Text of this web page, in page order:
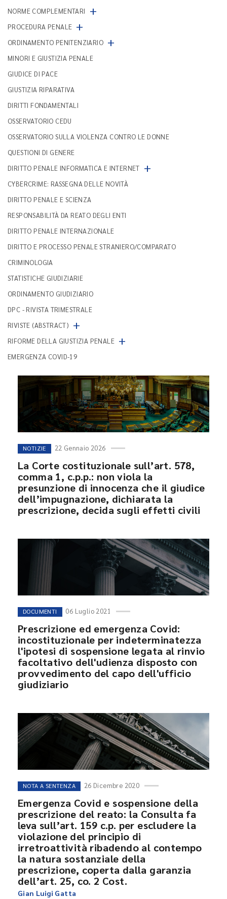
NORME COMPLEMENTARI
+
PROCEDURA PENALE +
ORDINAMENTO PENITENZIARIO +
MINORI E GIUSTIZIA PENALE
GIUDICE DI PACE
GIUSTIZIA RIPARATIVA
DIRITTI FONDAMENTALI
OSSERVATORIO CEDU
OSSERVATORIO SULLA VIOLENZA CONTRO LE DONNE
QUESTIONI DI GENERE
DIRITTO PENALE INFORMATICA E INTERNET +
CYBERCRIME: RASSEGNA DELLE NOVITÀ
DIRITTO PENALE E SCIENZA
RESPONSABILITÀ DA REATO DEGLI ENTI
DIRITTO PENALE INTERNAZIONALE
DIRITTO E PROCESSO PENALE STRANIERO/COMPARATO
CRIMINOLOGIA
STATISTICHE GIUDIZIARIE
ORDINAMENTO GIUDIZIARIO
DPC - RIVISTA TRIMESTRALE
RIVISTE (ABSTRACT) +
RIFORME DELLA GIUSTIZIA PENALE +
EMERGENZA COVID-19
NOTIZIE 22 Gennaio 2026
La Corte costituzionale sull’art. 578,
comma 1, c.p.p.: non viola la
presunzione di innocenza che il giudice
dell’impugnazione, dichiarata la
prescrizione, decida sugli effetti civili
DOCUMENTI 06 Luglio 2021
Prescrizione ed emergenza Covid:
incostituzionale per indeterminatezza
l'ipotesi di sospensione legata al rinvio
facoltativo dell'udienza disposto con
provvedimento del capo dell'ufficio
giudiziario
NOTA A SENTENZA 26 Dicembre 2020
Emergenza Covid e sospensione della
prescrizione del reato: la Consulta fa
leva sull’art. 159 c.p. per escludere la
violazione del principio di
irretroattività ribadendo al contempo
la natura sostanziale della
prescrizione, coperta dalla garanzia
dell’art. 25, co. 2 Cost.
Gian Luigi Gatta